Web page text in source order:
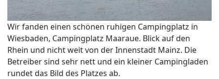
Wir fanden einen schönen ruhigen Campingplatz in
Wiesbaden, Campingplatz Maaraue. Blick auf den
Rhein und nicht weit von der Innenstadt Mainz. Die
Betreiber sind sehr nett und ein kleiner Campingladen
rundet das Bild des Platzes ab.